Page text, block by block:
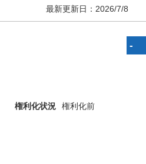
最新更新日： 2026/7/8
権利化状況
権利化前